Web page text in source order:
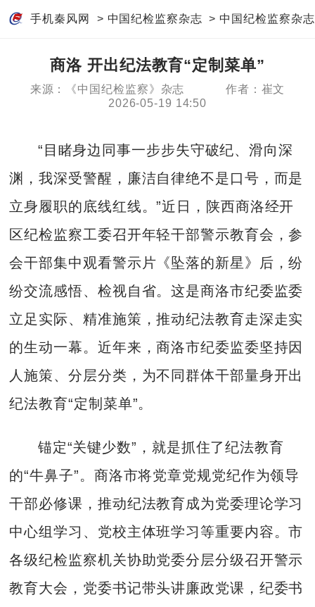
手机秦风网 > 中国纪检监察杂志 >中国纪检监察杂志
商洛 开出纪法教育“定制菜单”
来源：《中国纪检监察》杂志
作者：崔文
2026-05-19 14:50
“目睹身边同事一步步失守破纪、滑向深
渊，我深受警醒，廉洁自律绝不是口号，而是
立身履职的底线红线。”近日，陕西商洛经开
区纪检监察工委召开年轻干部警示教育会，参
会干部集中观看警示片《坠落的新星》后，纷
纷交流感悟、检视自省。这是商洛市纪委监委
立足实际、精准施策，推动纪法教育走深走实
的生动一幕。近年来，商洛市纪委监委坚持因
人施策、分层分类，为不同群体干部量身开出
纪法教育“定制菜单”。
锚定“关键少数”，就是抓住了纪法教育
的“牛鼻子”。商洛市将党章党规党纪作为领导
干部必修课，推动纪法教育成为党委理论学习
中心组学习、党校主体班学习等重要内容。市
各级纪检监察机关协助党委分层分级召开警示
教育大会，党委书记带头讲廉政党课，纪委书